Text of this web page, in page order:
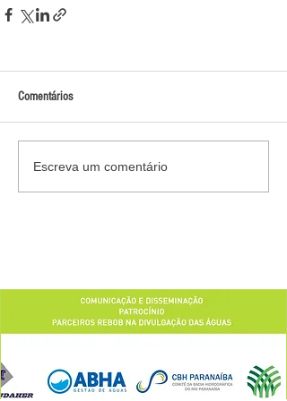
Comentários
Escreva um comentário